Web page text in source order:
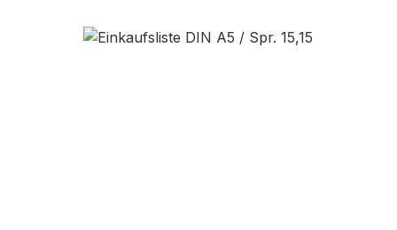
Bildergalerie überspringen